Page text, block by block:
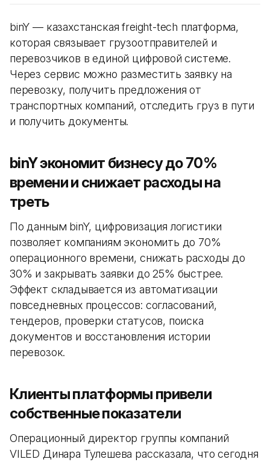
binY — казахстанская freight-tech платформа,
которая связывает грузоотправителей и
перевозчиков в единой цифровой системе.
Через сервис можно разместить заявку на
перевозку, получить предложения от
транспортных компаний, отследить груз в пути
и получить документы.
binY экономит бизнесу до 70%
времени и снижает расходы на
треть
По данным binY, цифровизация логистики
позволяет компаниям экономить до 70%
операционного времени, снижать расходы до
30% и закрывать заявки до 25% быстрее.
Эффект складывается из автоматизации
повседневных процессов: согласований,
тендеров, проверки статусов, поиска
документов и восстановления истории
перевозок.
Клиенты платформы привели
собственные показатели
Операционный директор группы компаний
VILED Динара Тулешева рассказала, что сегодня